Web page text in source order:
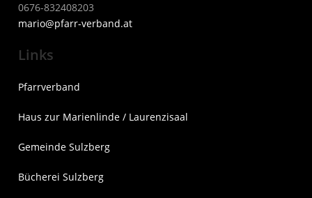
0676-832408203
mario@pfarr-verband.at
Links
Pfarrverband
Haus zur Marienlinde / Laurenzisaal
Gemeinde Sulzberg
Bücherei Sulzberg